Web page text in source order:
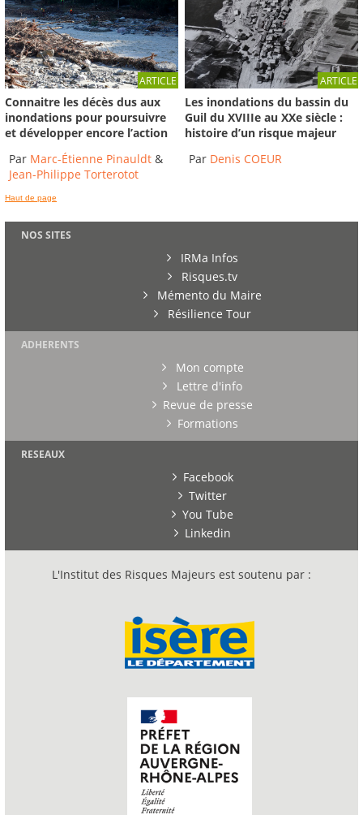
ARTICLE
Connaitre les décès dus aux
inondations pour poursuivre
et développer encore l’action
Par Marc-Étienne Pinauldt &
Jean-Philippe Torterotot
ARTICLE
Les inondations du bassin du
Guil du XVIIIe au XXe siècle :
histoire d’un risque majeur
Par Denis COEUR
Haut de page
NOS SITES
IRMa Infos
Risques.tv
Mémento du Maire
Résilience Tour
ADHERENTS
Mon compte
Lettre d'info
Revue de presse
Formations
RESEAUX
Facebook
Twitter
You Tube
Linkedin
L'Institut des Risques Majeurs est soutenu par :